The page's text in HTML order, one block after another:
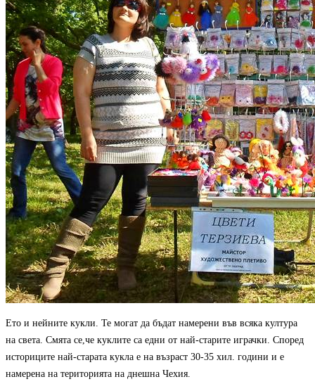
Ето и нейните кукли. Те могат да бъдат намерени във всяка култура
на света. Смята се,че куклите са едни от най-старите играчки. Според
историците най-старата кукла е на възраст 30-35 хил. години и е
намерена на територията на днешна Чехия.